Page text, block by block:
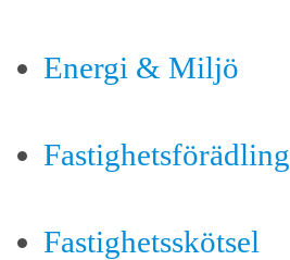
Energi & Miljö
Fastighetsförädling
Fastighetsskötsel